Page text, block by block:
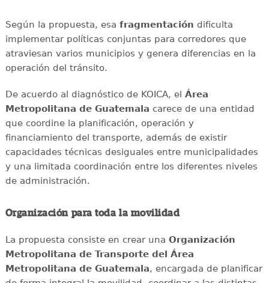
Según la propuesta, esa fragmentación dificulta
implementar políticas conjuntas para corredores que
atraviesan varios municipios y genera diferencias en la
operación del tránsito.
De acuerdo al diagnóstico de KOICA, el Área
Metropolitana de Guatemala carece de una entidad
que coordine la planificación, operación y
financiamiento del transporte, además de existir
capacidades técnicas desiguales entre municipalidades
y una limitada coordinación entre los diferentes niveles
de administración.
Organización para toda la movilidad
La propuesta consiste en crear una Organización
Metropolitana de Transporte del Área
Metropolitana de Guatemala, encargada de planificar